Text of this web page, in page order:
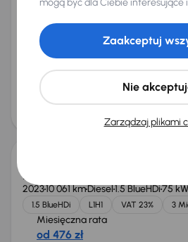
191 102 km 2.0 D-
Książka serwisowa Auta krajowe
+2 kolejnych
Miesięczna rata
od 536 zł
Cena
Możliwość odliczenia VAT
Peugeot Expert
202310 061 kmDiesel1.5 BlueHDi75 kW
1.5 BlueHDi L1H1 VAT 23% 3
Miesięczna rata
od 476 zł
mogą być dla Ciebie interesujące
Zarządzaj plikami
Nie
Zaakceptuj